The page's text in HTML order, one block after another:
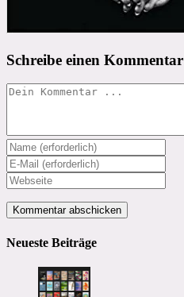
Schreibe einen Kommentar
Kommentieren
Gib
deinen
Namen
oder
Benutzernamen
zum
ein
Gib
deine
E-
Mail-
Adresse
Kommentieren
Gib
deine
Website-
URL
ein
(optional)
Neueste Beiträge